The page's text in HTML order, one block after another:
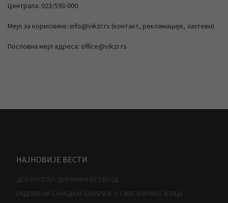
Централа: 023/593-000
Мејл за кориснике: info@vikzr.rs (контакт, рекламације, захтеви)
Пословна мејл адреса: office@vikzr.rs
НАЈНОВИЈЕ ВЕСТИ
ДЕО НАСЕЉА ДУВАНИКА БЕЗ ВОДЕ
РАДОВИ НА САНАЦИЈИ ХАВАРИЈЕ У САВЕЗНИЧКОЈ УЛИЦИ